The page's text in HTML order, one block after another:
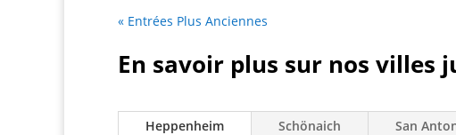
« Entrées Plus Anciennes
En savoir plus sur nos villes
Heppenheim Schönaich San